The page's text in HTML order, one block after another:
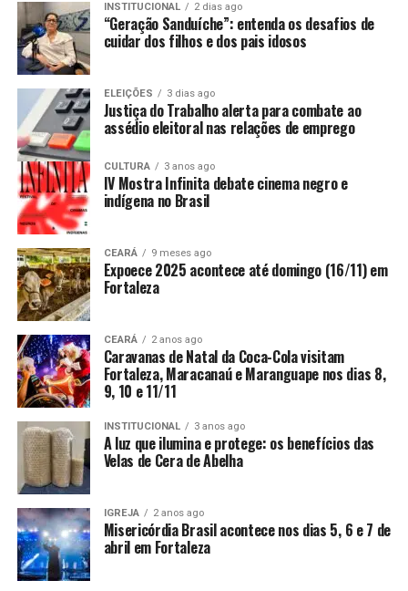
INSTITUCIONAL 2 dias ago
“Geração Sanduíche”: entenda os desafios de
cuidar dos filhos e dos pais idosos
ELEIÇÕES 3 dias ago
Justiça do Trabalho alerta para combate ao
assédio eleitoral nas relações de emprego
CULTURA 3 anos ago
IV Mostra Infinita debate cinema negro e
indígena no Brasil
CEARÁ 9 meses ago
Expoece 2025 acontece até domingo (16/11) em
Fortaleza
CEARÁ 2 anos ago
Caravanas de Natal da Coca-Cola visitam
Fortaleza, Maracanaú e Maranguape nos dias 8,
9, 10 e 11/11
INSTITUCIONAL 3 anos ago
A luz que ilumina e protege: os benefícios das
Velas de Cera de Abelha
IGREJA 2 anos ago
Misericórdia Brasil acontece nos dias 5, 6 e 7 de
abril em Fortaleza